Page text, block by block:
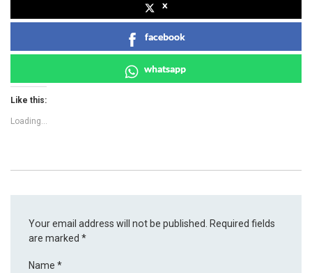
x
facebook
whatsapp
Like this:
Loading...
Your email address will not be published.
Required fields
are marked*
Name*